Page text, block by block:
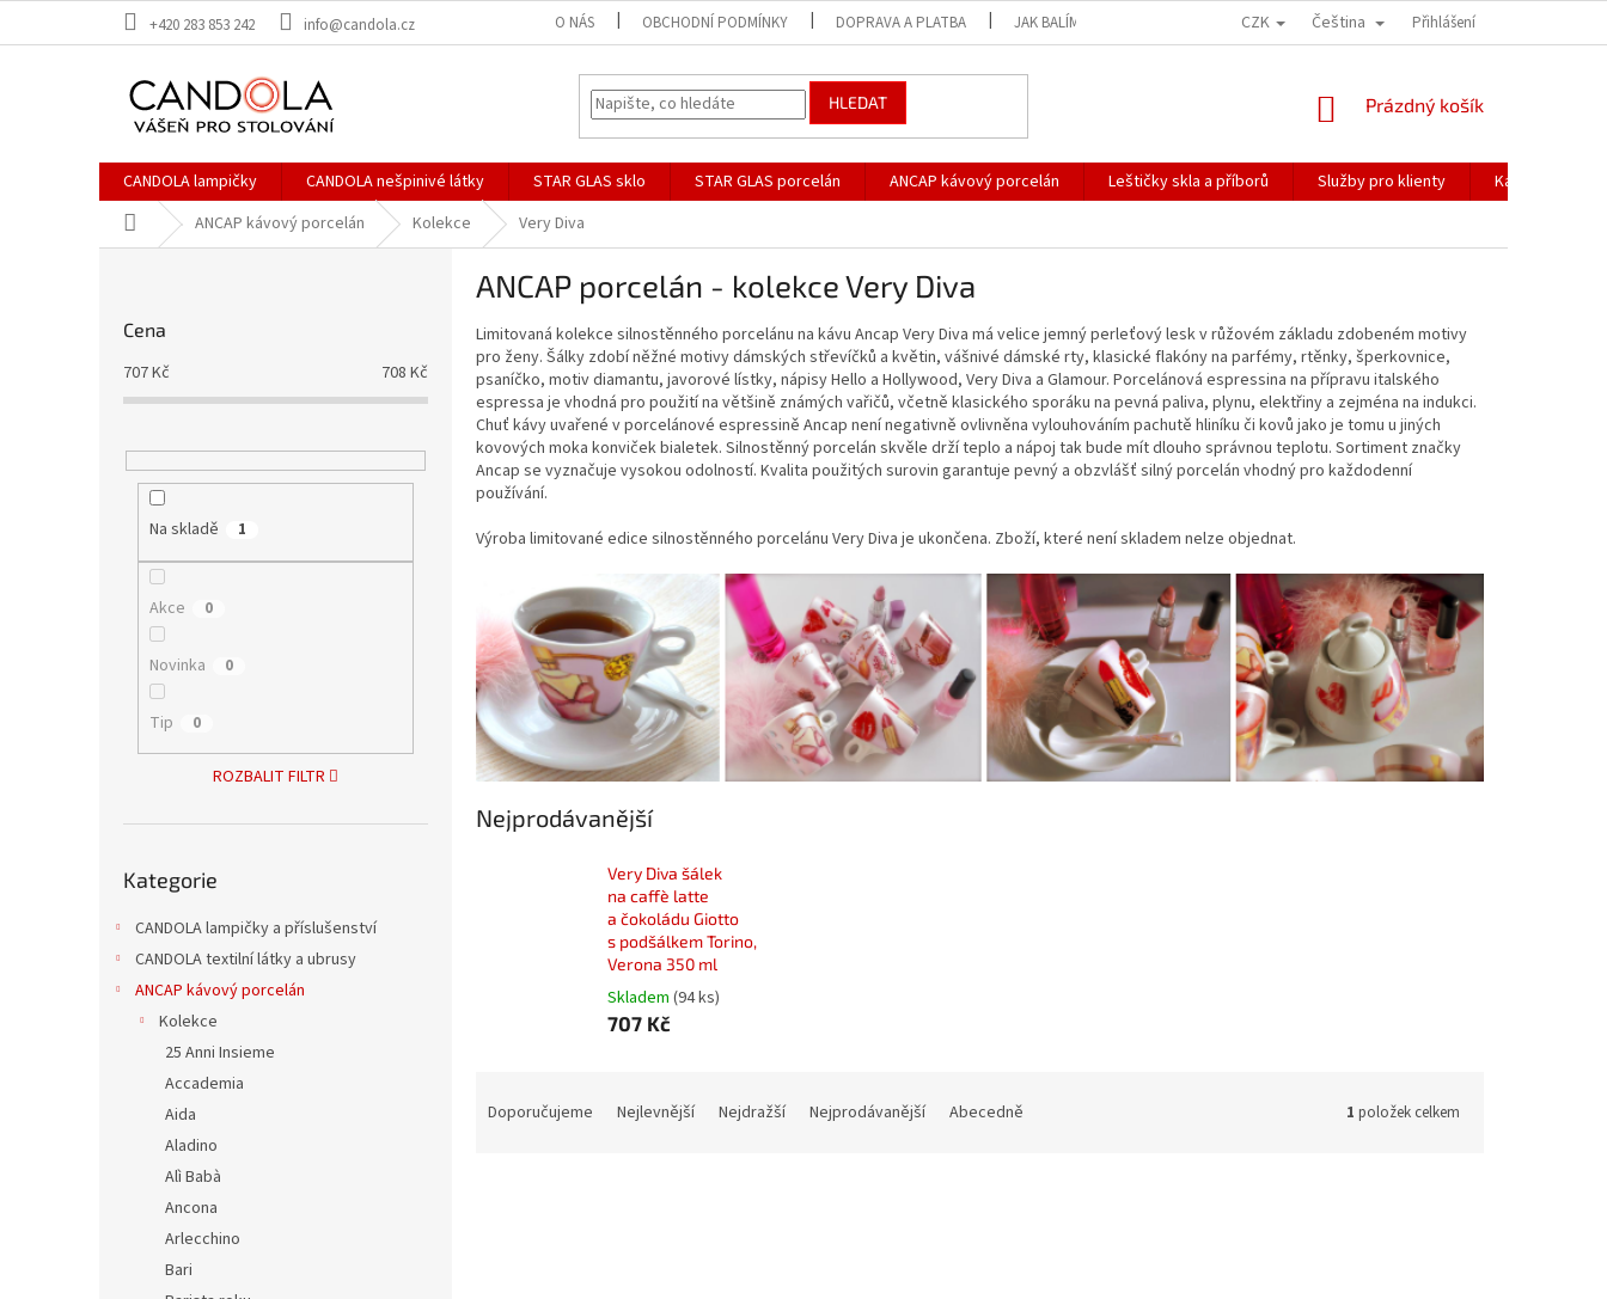
+420 283 853 242 info@candola.cz O NÁS OBCHODNÍ PODMÍNKY DOPRAVA A PLATBA JAK BALÍME NAŠE ZÁSILKY PŘEPRAVA KŘEHKÉHO ZBOŽÍ KORESPONDENČNÍ
CZK Čeština Přihlášení
HLEDAT
NÁKUPNÍ
Prázdný košík
CANDOLA lampičky CANDOLA nešpinivé látky STAR GLAS sklo STAR GLAS porcelán ANCAP kávový porcelán Leštičky skla a příborů Služby pro klienty
Katalogy
Domů ANCAP kávový porcelán Kolekce Very Diva
Cena
707Kč 708 Kč
Na skladě 1
Akce 0
Novinka 0
Tip 0
ROZBALIT FILTR
kategorie
Kategorie
CANDOLA lampičky a příslušenství
CANDOLA textilní látky a ubrusy
ANCAP kávový porcelán
Kolekce
25 Anni Insieme
Accademia
Aida
Aladino
Alì Babà
Ancona
Arlecchino
Bari
ANCAP porcelán - kolekce Very Diva
Limitovaná kolekce silnostěnného porcelánu na kávu Ancap Very Diva má velice jemný perleťový lesk v růžovém základu zdobeném motivy
pro ženy. Šálky zdobí něžné motivy dámských střevíčků a květin, vášnivé dámské rty, klasické flakóny na parfémy, rtěnky, šperkovnice,
psaníčko, motiv diamantu, javorové lístky, nápisy Hello a Hollywood, Very Diva a Glamour. Porcelánová espressina na přípravu italského
espressa je vhodná pro použití na většině známých vařičů, včetně klasického sporáku na pevná paliva, plynu, elektřiny a zejména na indukci.
Chuť kávy uvařené v porcelánové espressině Ancap není negativně ovlivněna vylouhováním pachutě hliníku či kovů jako je tomu u jiných
kovových moka konviček bialetek. Silnostěnný porcelán skvěle drží teplo a nápoj tak bude mít dlouho správnou teplotu. Sortiment značky
Ancap se vyznačuje vysokou odolností. Kvalita použitých surovin garantuje pevný a obzvlášť silný porcelán vhodný pro každodenní
používání.
Výroba limitované edice silnostěnného porcelánu Very Diva je ukončena. Zboží, které není skladem nelze objednat.
Nejprodávanější
Very Diva šálek
na caffè latte
a čokoládu Giotto
s podšálkem Torino,
Verona 350 ml
Skladem (94 ks)
707 Kč
Doporučujeme Nejlevnější Nejdražší Nejprodávanější Abecedně 1 položek celkem